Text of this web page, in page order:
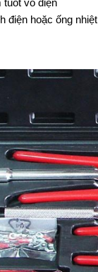
tuốt vỏ điện
điện hoặc ống nhiệt